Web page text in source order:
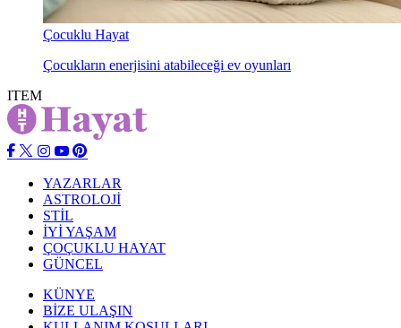
Çocuklu Hayat
Çocukların enerjisini atabileceği ev oyunları
ITEM
YAZARLAR
ASTROLOJİ
STİL
İYİ YAŞAM
ÇOÇUKLU HAYAT
GÜNCEL
KÜNYE
BİZE ULAŞIN